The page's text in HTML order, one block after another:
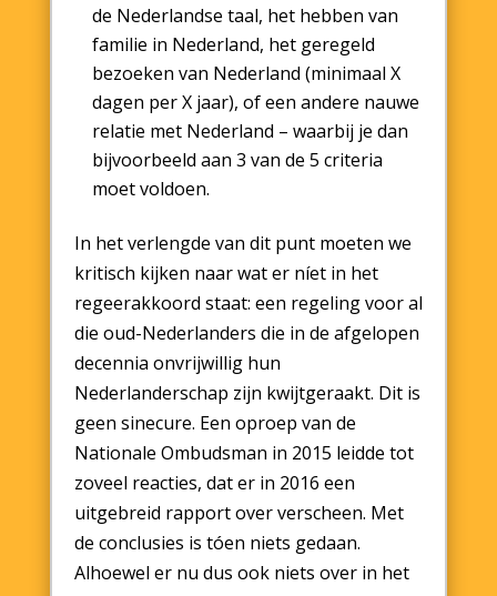
de Nederlandse taal, het hebben van
familie in Nederland, het geregeld
bezoeken van Nederland (minimaal X
dagen per X jaar), of een andere nauwe
relatie met Nederland – waarbij je dan
bijvoorbeeld aan 3 van de 5 criteria
moet voldoen.
In het verlengde van dit punt moeten we
kritisch kijken naar wat er níet in het
regeerakkoord staat: een regeling voor al
die oud-Nederlanders die in de afgelopen
decennia onvrijwillig hun
Nederlanderschap zijn kwijtgeraakt. Dit is
geen sinecure. Een oproep van de
Nationale Ombudsman in 2015 leidde tot
zoveel reacties, dat er in 2016 een
uitgebreid rapport over verscheen. Met
de conclusies is tóen niets gedaan.
Alhoewel er nu dus ook niets over in het